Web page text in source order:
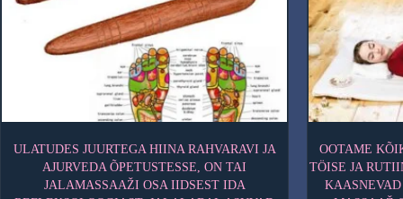
AROOMIMASSAAŽI PUHUL, KUID KASUTAB
VAID BAASÕLISID. SEETÕTTU SOBIB SEE
MASSAAŽ ERITI HÄSTI ALLERGIKU VÕI
TUNDLIKU NAHA PUHUL NING VÕIMALDAB
SAADA SAMASUGUSE LÕÕGASTAVA ELAMUSE
NAGU AROOMIMASSAAŽIS.
EETERLIKKU ÕLID:
JOJOBA– VN (VASTUNÄIDUSTATUD):
SELLEST,
KASUTAB,
ULATUDES JUURTEGA HIINA RAHVARAVI JA
AJURVEDA ÕPETUSTESSE, ON TAI
JALAMASSAAŽI OSA IIDSEST IDA
OOTAME
TÖISE JA